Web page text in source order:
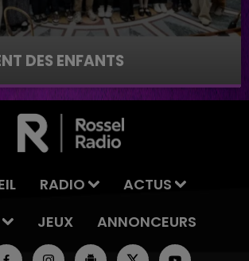
DES ENFANTS
enfants
RADIO
ACTUS
JEUX ANNONCEURS